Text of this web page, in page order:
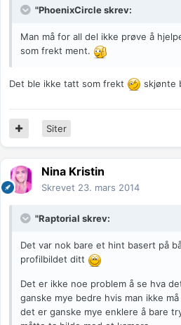
"PhoenixCircle skrev:
Man må for all del ikke prøve å
som frekt ment.
Det ble ikke tatt som frekt skjønte
Siter
Nina Kristin
Skrevet 23. mars 2014
"Raptorial skrev:
Det var nok bare et hint basert på
profilbildet ditt
Det er ikke noe problem å se hva
ganske mye bedre hvis man ikke
det er ganske mye enklere å bare